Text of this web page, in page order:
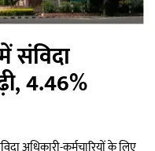
संविदा
4.46%